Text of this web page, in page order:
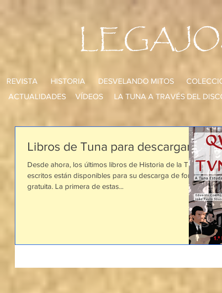
REVISTA HISTORIA DESVELANDO MITOS
ACTUALIDADES
LA TUNA A TRAVÉS DEL
VÍDEOS
Libros de Tuna para descargar
Desde ahora, los últimos libros de Historia de la Tuna
escritos están disponibles para su descarga de forma
gratuita. La primera de estas...